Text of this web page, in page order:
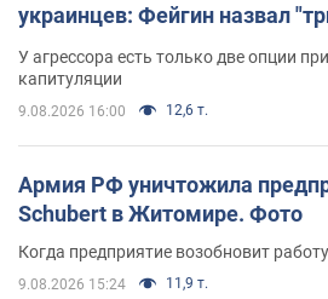
украинцев: Фейгин назвал
У агрессора есть только две опции
капитуляции
9.08.2026 16:00 12,6 т.
Армия РФ уничтожила
Schubert в Житомире. Фото
Когда предприятие возобновит
9.08.2026 15:24 11,9 т.